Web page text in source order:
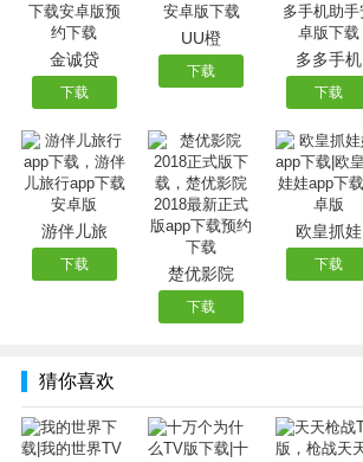
金诚贷
下载
UU橙
下载
多多手机
下载
游伴儿旅
下载 楚优影院
下载
欧皇抓娃
下载
猜你喜欢